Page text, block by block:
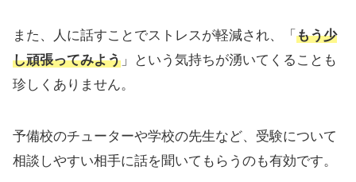
また、人に話すことでストレスが軽減され、「 もう少
し頑張ってみよう 」という気持ちが湧いてくることも
珍しくありません。
予備校のチューターや学校の先生など、受験について
相談しやすい相手に話を聞いてもらうのも有効です。